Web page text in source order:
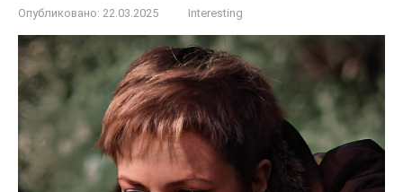
Опубликовано: 22.03.2025 Interesting